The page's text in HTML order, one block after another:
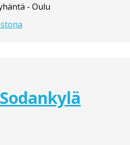
- Oulu